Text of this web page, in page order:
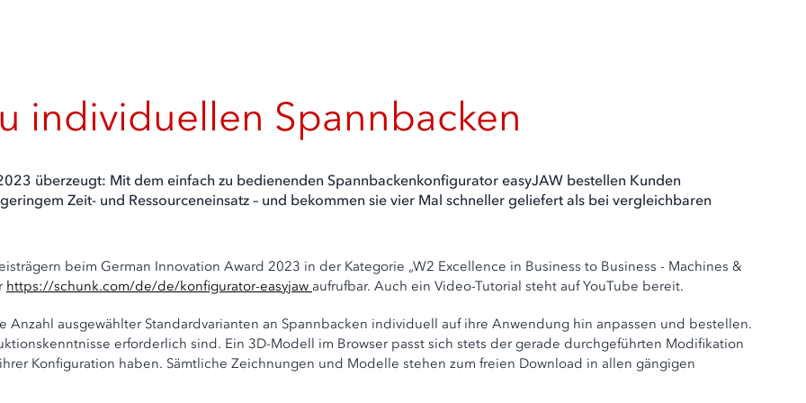
individuellen Spannbacken
überzeugt: Mit dem einfach zu bedienenden Spannbackenkonfigurator easyJAW bestellen Kunden
Zeit- und Ressourceneinsatz – und bekommen sie vier Mal schneller geliefert als bei vergleichbaren
beim German Innovation Award 2023 in der Kategorie „W2 Excellence in Business to Business - Machines &
https://schunk.com/de/de/konfigurator-easyjaw aufrufbar. Auch ein Video-Tutorial steht auf YouTube bereit.
ausgewählter Standardvarianten an Spannbacken individuell auf ihre Anwendung hin anpassen und bestellen.
erforderlich sind. Ein 3D-Modell im Browser passt sich stets der gerade durchgeführten Modifikation
Konfiguration haben. Sämtliche Zeichnungen und Modelle stehen zum freien Download in allen gängigen